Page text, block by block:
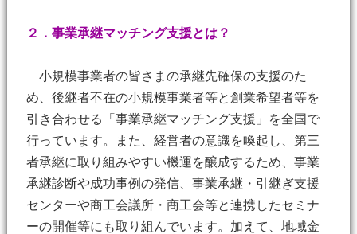
２．事業承継マッチング支援とは？
小規模事業者の皆さまの承継先確保の支援のた
め、後継者不在の小規模事業者等と創業希望者等を
引き合わせる「事業承継マッチング支援」を全国で
行っています。また、経営者の意識を喚起し、第三
者承継に取り組みやすい機運を醸成するため、事業
承継診断や成功事例の発信、事業承継・引継ぎ支援
センターや商工会議所・商工会等と連携したセミナ
ーの開催等にも取り組んでいます。加えて、地域金